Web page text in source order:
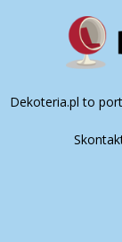
Dekoteria.pl to